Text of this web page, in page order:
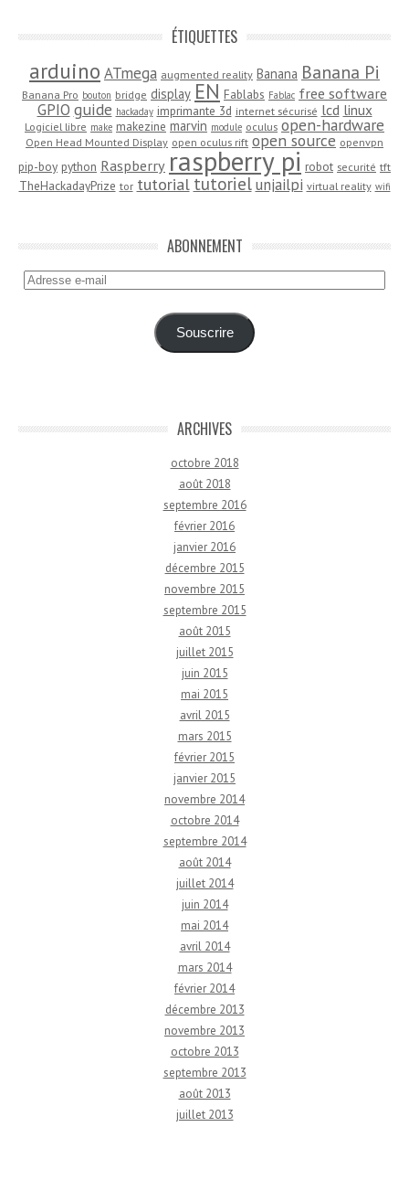
ÉTIQUETTES
arduino ATmega augmented reality Banana Banana Pi
Banana Pro bouton bridge display EN Fablabs Fablac free software
GPIO guide hackaday imprimante 3d internet sécurisé lcd linux
Logiciel libre make makezine marvin module oculus open-hardware
Open Head Mounted Display open oculus rift open source openvpn
pip-boy python Raspberry raspberry pi robot securité tft
TheHackadayPrize tor tutorial tutoriel unjailpi virtual reality wifi
ABONNEMENT
Adresse
Souscrire
ARCHIVES
octobre 2018
août 2018
septembre 2016
février 2016
janvier 2016
décembre 2015
novembre 2015
septembre 2015
août 2015
juillet 2015
juin 2015
mai 2015
avril 2015
mars 2015
février 2015
janvier 2015
novembre 2014
octobre 2014
septembre 2014
août 2014
juillet 2014
juin 2014
mai 2014
avril 2014
mars 2014
février 2014
décembre 2013
novembre 2013
octobre 2013
septembre 2013
août 2013
juillet 2013